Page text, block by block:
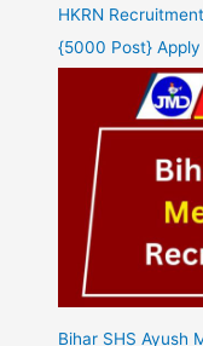
HKRN
{5000 Post} Apply
Bihar SHS Ayush